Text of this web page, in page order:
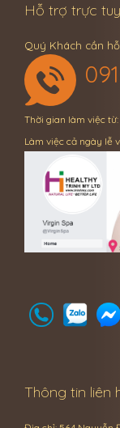
Hỗ trợ trực
Quý Khách cần
Thời gian làm việc
Làm việc cả ngày lễ
Thông tin liên